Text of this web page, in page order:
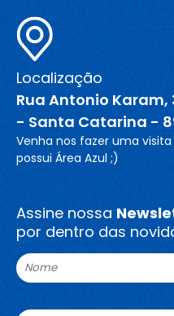
Localização
Rua Antonio Karam,
- Santa Catarina -
Venha nos fazer uma
possui Área Azul ;)
Assine nossa
por dentro das